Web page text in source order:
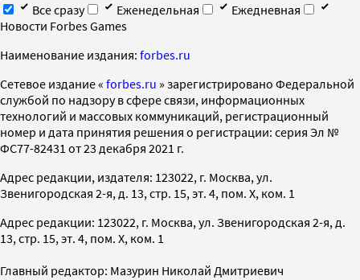
Все сразу
Еженедельная
Ежедневная
Новости Forbes Games
Наименование издания: forbes.ru
Cетевое издание « forbes.ru » зарегистрировано Федеральной
службой по надзору в сфере связи, информационных
технологий и массовых коммуникаций, регистрационный
номер и дата принятия решения о регистрации: серия Эл №
ФС77-82431 от 23 декабря 2021 г.
Адрес редакции, издателя: 123022, г. Москва, ул.
Звенигородская 2-я, д. 13, стр. 15, эт. 4, пом. X, ком. 1
Адрес редакции: 123022, г. Москва, ул. Звенигородская 2-я, д.
13, стр. 15, эт. 4, пом. X, ком. 1
Главный редактор: Мазурин Николай Дмитриевич